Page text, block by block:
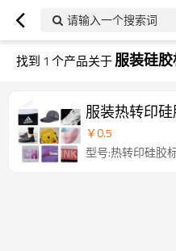
请输入一个搜索词
找到 1 个产品关于服装硅
服装热转印
￥0.5
型号:热转印硅胶